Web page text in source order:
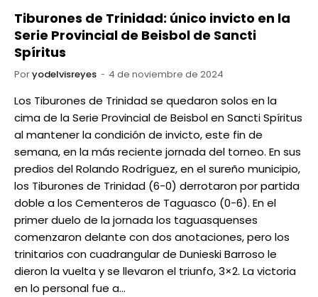
Tiburones de Trinidad: único invicto en la
Serie Provincial de Beisbol de Sancti
Spíritus
Poryodelvisreyes 4 de noviembre de 2024
Los Tiburones de Trinidad se quedaron solos en la
cima de la Serie Provincial de Beisbol en Sancti Spíritus
al mantener la condición de invicto, este fin de
semana, en la más reciente jornada del torneo. En sus
predios del Rolando Rodríguez, en el sureño municipio,
los Tiburones de Trinidad (6-0) derrotaron por partida
doble a los Cementeros de Taguasco (0-6). En el
primer duelo de la jornada los taguasquenses
comenzaron delante con dos anotaciones, pero los
trinitarios con cuadrangular de Dunieski Barroso le
dieron la vuelta y se llevaron el triunfo, 3×2. La victoria
en lo personal fue a…